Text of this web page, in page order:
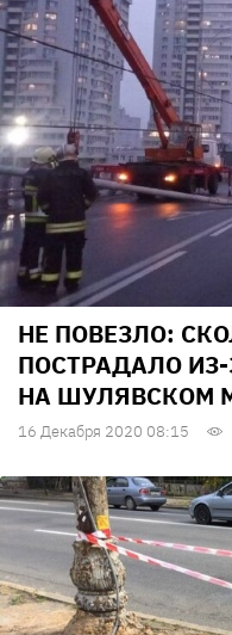
НЕ ПОВЕЗЛО:
ПОСТРАДАЛО
НА ШУЛЯВСКОМ
16 Декабря 2020 08:15